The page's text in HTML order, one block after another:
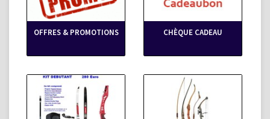
OFFRES & PROMOTIONS CHÈQUE CADEAU